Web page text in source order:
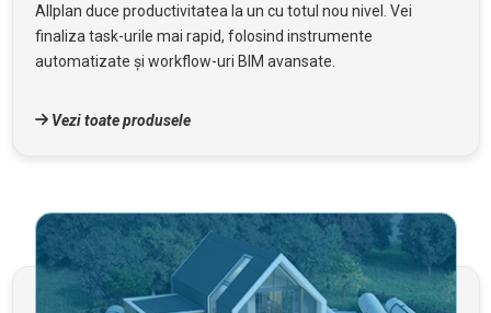
Allplan duce productivitatea la un cu totul nou nivel. Vei
finaliza task-urile mai rapid, folosind instrumente
automatizate și workflow-uri BIM avansate.
Vezi toate produsele